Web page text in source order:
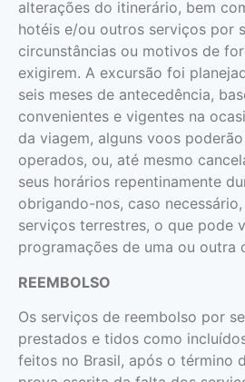
alterações do itinerário, bem
hotéis e/ou outros serviços por
circunstâncias ou motivos de
exigirem. A excursão foi
seis meses de antecedência,
convenientes e vigentes na
da viagem, alguns voos
operados, ou, até mesmo
seus horários repentinamente
obrigando-nos, caso
serviços terrestres, o que pode
programações de uma ou outra
REEMBOLSO
Os serviços de reembolso por
prestados e tidos como
feitos no Brasil, após o término